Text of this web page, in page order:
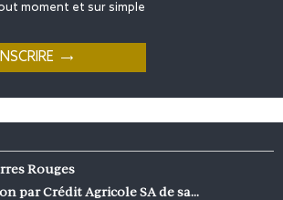
moment et sur simple
Rouges
par Crédit Agricole SA de sa…